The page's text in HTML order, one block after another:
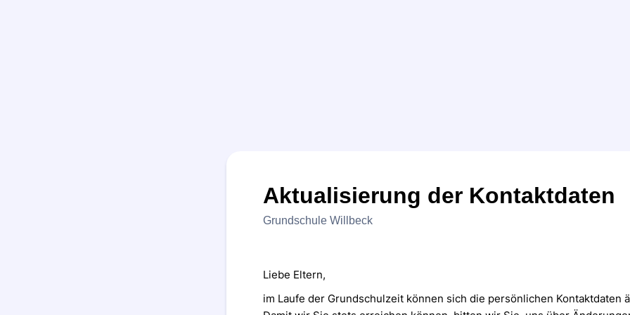
Aktualisierung der Kontaktdaten
Grundschule Willbeck
Liebe Eltern,
im Laufe der Grundschulzeit können sich die persönlichen Kontaktdaten